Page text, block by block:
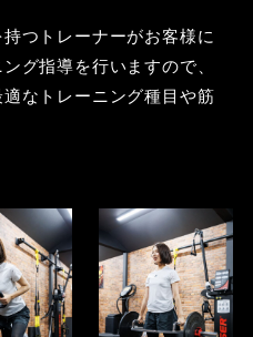
つトレーナーがお客様に
グ指導を行いますので、
なトレーニング種目や筋